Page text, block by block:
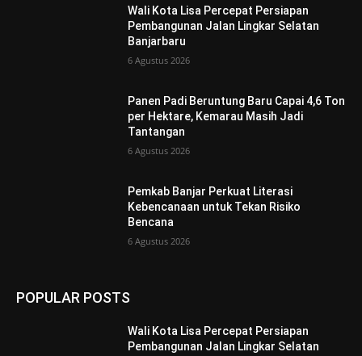
Wali Kota Lisa Percepat Persiapan
Pembangunan Jalan Lingkar Selatan
Banjarbaru
6 Agustus 2026
Panen Padi Beruntung Baru Capai 4,6 Ton
per Hektare, Kemarau Masih Jadi
Tantangan
6 Agustus 2026
Pemkab Banjar Perkuat Literasi
Kebencanaan untuk Tekan Risiko
Bencana
6 Agustus 2026
POPULAR POSTS
Wali Kota Lisa Percepat Persiapan
Pembangunan Jalan Lingkar Selatan